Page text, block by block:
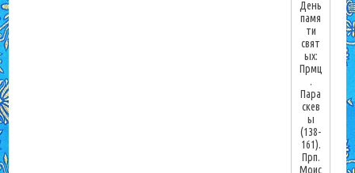
День
памя
ти
свят
ых:
Прмц
.
Пара
скев
ы
(138-
161).
Прп.
Моис